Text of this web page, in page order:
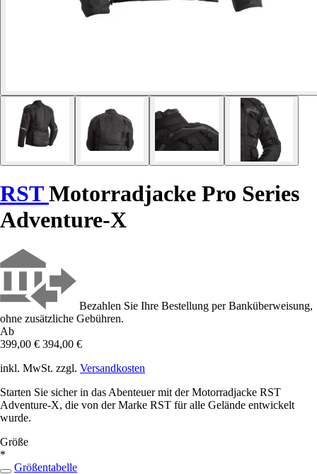
RSTMotorradjacke Pro Series
Adventure-X
Bezahlen Sie Ihre Bestellung per Banküberweisung,
ohne zusätzliche Gebühren.
Ab
399,00 € 394,00 €
inkl. MwSt. zzgl. Versandkosten
Starten Sie sicher in das Abenteuer mit der Motorradjacke RST
Adventure-X, die von der Marke RST für alle Gelände entwickelt
wurde.
Größe
*
Größentabelle